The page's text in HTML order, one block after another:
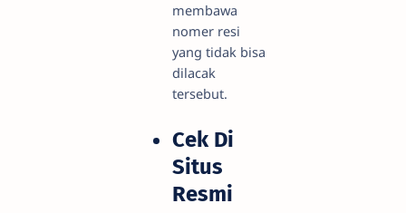
membawa
nomer resi
yang tidak bisa
dilacak
tersebut.
Cek Di
Situs
Resmi